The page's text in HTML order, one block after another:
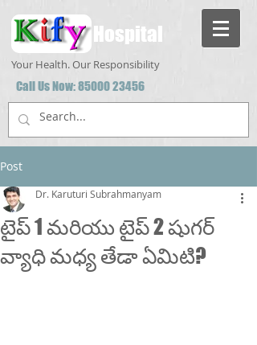
Hospital
Your Health. Our Responsibility
Call Us Now:85000 23456
Post
టైప్ 1 మరియు టైప్ 2 షుగర్
వ్యాధి మధ్య తేడా ఏమిటి?
Dr. Karuturi Subrahmanyam